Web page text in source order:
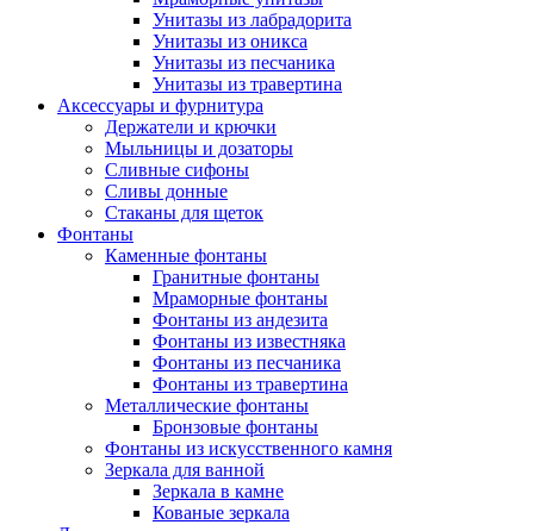
Унитазы из лабрадорита
Унитазы из оникса
Унитазы из песчаника
Унитазы из травертина
Аксессуары и фурнитура
Держатели и крючки
Мыльницы и дозаторы
Сливные сифоны
Сливы донные
Стаканы для щеток
Фонтаны
Каменные фонтаны
Гранитные фонтаны
Мраморные фонтаны
Фонтаны из андезита
Фонтаны из известняка
Фонтаны из песчаника
Фонтаны из травертина
Металлические фонтаны
Бронзовые фонтаны
Фонтаны из искусственного камня
Зеркала для ванной
Зеркала в камне
Кованые зеркала